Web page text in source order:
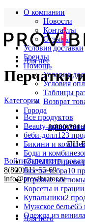
О компании
Новости
Контакты
Отзывы
Условия доставки
Бренды
Помощь
Условия
Условия
Таблицы
Возврат
Города
8(800)201-
ПН-
Войти/
8(800)511-55-69
info@provibrator.ru
Для нее
Для него
Перчатки
Категории
Все продуктов
Beauty-
беби-долл123
Бикини и
Боди и
БОЛЬШИЕ
Бюстье и бра10
Игровые
Корсеты и грации
Купальники2
Мужское белье65
Одежда из винила